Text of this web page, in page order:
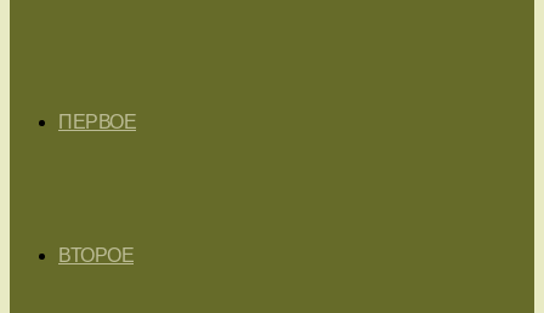
ПЕРВОЕ
ВТОРОЕ